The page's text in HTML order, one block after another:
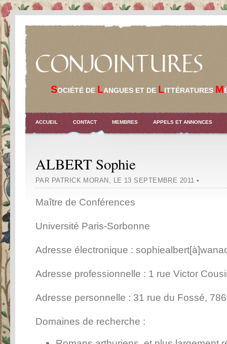
CONJOINTURES
SOCIÉTÉ DE LANGUES ET DE LITTÉRATURES M
ACCUEIL CONTACT MEMBRES APPELS ET ANNONCES
ALBERT Sophie
PAR PATRICK MORAN , LE 13 SEPTEMBRE 2011 •
Maître de Conférences
Université Paris-Sorbonne
Adresse électronique :
Adresse professionnelle : 1 rue Victor
Adresse personnelle : 31 rue du Fossé,
Domaines de recherche :